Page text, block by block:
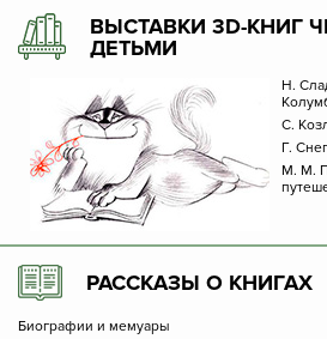
ВЫСТАВКИ 3D-КНИГ
ДЕТЬМИ
Н.
С.
Г.
М. М.
РАССКАЗЫ О КНИГАХ
Биографии и мемуары